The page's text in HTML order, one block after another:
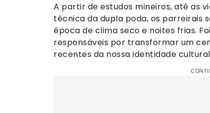
A partir de estudos mineiros, até as
técnica da dupla poda, os parreirais
época de clima seco e noites frias.
responsáveis por transformar um
recentes da nossa identidade